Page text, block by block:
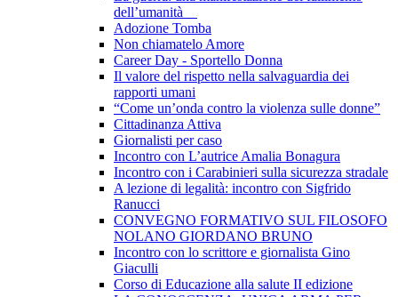
dell’umanità
Adozione Tomba
Non chiamatelo Amore
Career Day - Sportello Donna
Il valore del rispetto nella salvaguardia dei
rapporti umani
“Come un’onda contro la violenza sulle donne”
Cittadinanza Attiva
Giornalisti per caso
Incontro con L’autrice Amalia Bonagura
Incontro con i Carabinieri sulla sicurezza stradale
A lezione di legalità: incontro con Sigfrido
Ranucci
CONVEGNO FORMATIVO SUL FILOSOFO
NOLANO GIORDANO BRUNO
Incontro con lo scrittore e giornalista Gino
Giaculli
Corso di Educazione alla salute II edizione